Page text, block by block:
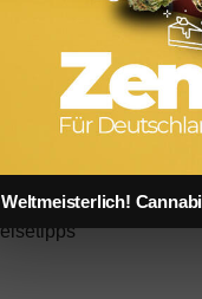
Mit dem Privatjet nach
Weltmeisterlich!